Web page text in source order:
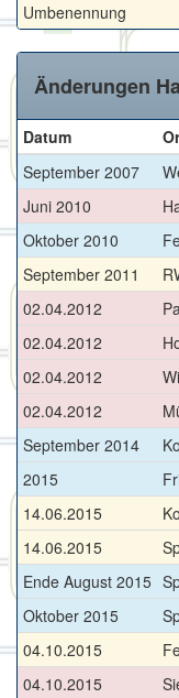
Umbenennung
Änderungen
Datum
September 2007
Juni 2010
Oktober 2010
September 2011
02.04.2012
02.04.2012
02.04.2012
02.04.2012
September 2014
2015
14.06.2015
14.06.2015
Ende August 2015
Oktober 2015
04.10.2015
04.10.2015